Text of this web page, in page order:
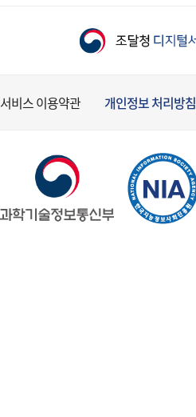
서비스 이용약관 개인정보 처리방침